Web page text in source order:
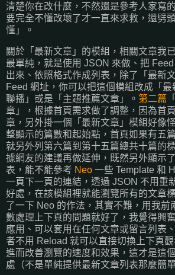
清楚你在改什麼，不然還是參考人家寫
要完全不懂改壞了才一直來求救，還劈
懂」。
關於「最新文章」的模組，相關文章我
最單純，就是使用 JSON 來做、把
出來、依照格式作成列表，除了「最新
Feed 網址，你可以把這個模組改成「
聯播」或是「主題推薦文章」。 第二篇
章」，根據首頁需求做了調整，因為首
章，另外掛一個「最新文章」模組好像
整顯示的篇數和起始點，首頁如果有五
就另外列第六篇到第十五篇總共十篇的
據網友的建議再做延伸，既然另外顯示
表，能不能參考 Neo 一些 Template 和
一頁下一頁的連結，透過 JSON 不用重
好處，在該模組裡就能瀏覽所有的文章
了一下 Neo 的作法，其實不難，用我前
數處理上下頁的問題就好了，我覺得興
應用、可以套用在任何文章或留言列表
者不用 Reload 就可以直接切換上下頁觀
進而改善瀏覽的速度和效果，這才是這
處（不是單純提供最新文章列表那麼簡